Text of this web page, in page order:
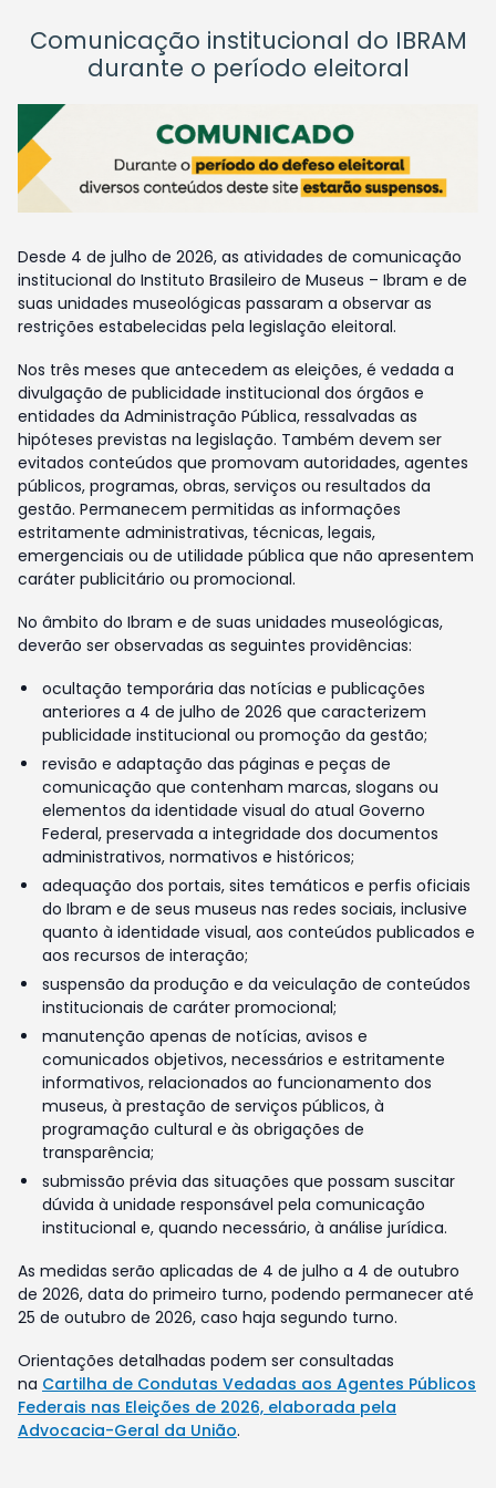
Comunicação institucional do IBRAM
durante o período eleitoral
Desde 4 de julho de 2026, as atividades de comunicação
institucional do Instituto Brasileiro de Museus – Ibram e de
suas unidades museológicas passaram a observar as
restrições estabelecidas pela legislação eleitoral.
Nos três meses que antecedem as eleições, é vedada a
divulgação de publicidade institucional dos órgãos e
entidades da Administração Pública, ressalvadas as
hipóteses previstas na legislação. Também devem ser
evitados conteúdos que promovam autoridades, agentes
públicos, programas, obras, serviços ou resultados da
gestão. Permanecem permitidas as informações
estritamente administrativas, técnicas, legais,
emergenciais ou de utilidade pública que não apresentem
caráter publicitário ou promocional.
No âmbito do Ibram e de suas unidades museológicas,
deverão ser observadas as seguintes providências:
ocultação temporária das notícias e publicações
anteriores a 4 de julho de 2026 que caracterizem
publicidade institucional ou promoção da gestão;
revisão e adaptação das páginas e peças de
comunicação que contenham marcas, slogans ou
elementos da identidade visual do atual Governo
Federal, preservada a integridade dos documentos
administrativos, normativos e históricos;
adequação dos portais, sites temáticos e perfis oficiais
do Ibram e de seus museus nas redes sociais, inclusive
quanto à identidade visual, aos conteúdos publicados e
aos recursos de interação;
suspensão da produção e da veiculação de conteúdos
institucionais de caráter promocional;
manutenção apenas de notícias, avisos e
comunicados objetivos, necessários e estritamente
informativos, relacionados ao funcionamento dos
museus, à prestação de serviços públicos, à
programação cultural e às obrigações de
transparência;
submissão prévia das situações que possam suscitar
dúvida à unidade responsável pela comunicação
institucional e, quando necessário, à análise jurídica.
As medidas serão aplicadas de 4 de julho a 4 de outubro
de 2026, data do primeiro turno, podendo permanecer até
25 de outubro de 2026, caso haja segundo turno.
Orientações detalhadas podem ser consultadas
na Cartilha de Condutas Vedadas aos Agentes Públicos
Federais nas Eleições de 2026, elaborada pela
Advocacia-Geral da União.